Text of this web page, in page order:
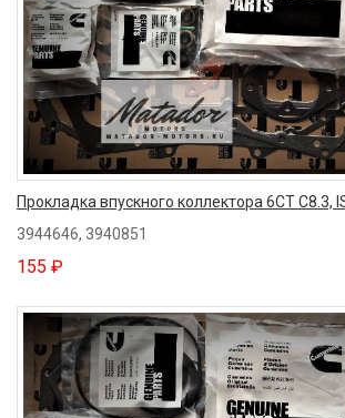
Прокладка впускного коллектора 6CT С8.3,
3944646, 3940851
155 ₽